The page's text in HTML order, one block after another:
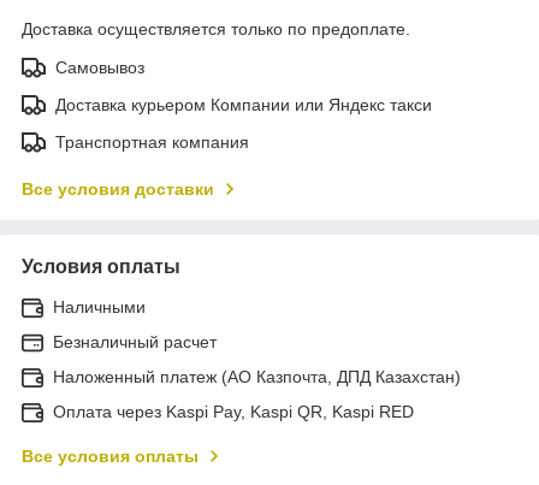
Доставка осуществляется только по предоплате.
Самовывоз
Доставка курьером Компании или Яндекс такси
Транспортная компания
Все условия доставки
Условия оплаты
Наличными
Безналичный расчет
Наложенный платеж (АО Казпочта, ДПД Казахстан)
Оплата через Kaspi Pay, Kaspi QR, Kaspi RED
Все условия оплаты